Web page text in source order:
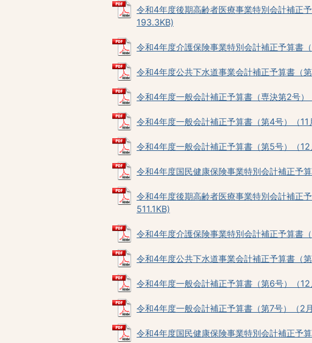
令和4年度後期高齢者医療事業特別会計補正
193.3KB)
令和4年度介護保険事業特別会計補正予算書
令和4年度公共下水道事業会計補正予算書（
令和4年度一般会計補正予算書（専決第2号
令和4年度一般会計補正予算書（第4号）（
令和4年度一般会計補正予算書（第5号）（
令和4年度国民健康保険事業特別会計補正予
令和4年度後期高齢者医療事業特別会計補正
511.1KB)
令和4年度介護保険事業特別会計補正予算書
令和4年度公共下水道事業会計補正予算書（
令和4年度一般会計補正予算書（第6号）（
令和4年度一般会計補正予算書（第7号）（2
令和4年度国民健康保険事業特別会計補正予